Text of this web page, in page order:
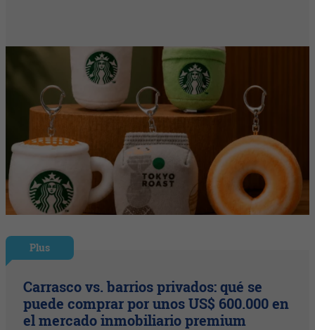
Plus
Carrasco vs. barrios privados: qué se
puede comprar por unos US$ 600.000 en
el mercado inmobiliario premium